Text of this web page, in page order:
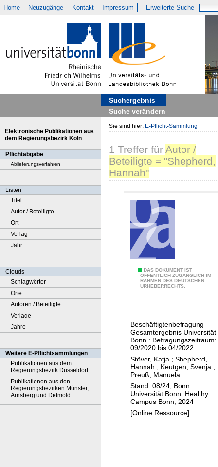
Home Neuzugänge Kontakt Impressum Erweiterte Suche
Suchergebnis
Suche verändern
Elektronische Publikationen aus
dem Regierungsbezirk Köln
Pflichtabgabe
Ablieferungsverfahren
Listen
Titel
Autor / Beteiligte
Ort
Verlag
Jahr
Clouds
Schlagwörter
Orte
Autoren / Beteiligte
Verlage
Jahre
Weitere E-Pflichtsammlungen
Publikationen aus dem
Regierungsbezirk Düsseldorf
Publikationen aus den
Regierungsbezirken Münster,
Arnsberg und Detmold
Sie sind hier: E-Pflicht-Sammlung
1 Treffer für Autor /
Beteiligte = "Shepherd,
Hannah"
DAS DOKUMENT IST
ÖFFENTLICH ZUGÄNGLICH IM
RAHMEN DES DEUTSCHEN
URHEBERRECHTS.
n
i
s
b
e
r
i
c
h
Beschäftigtenbefragung
Gesamtergebnis Universität
Bonn : Befragungszeitraum:
09/2020 bis 04/2022
Stöver, Katja ; Shepherd,
Hannah ; Keutgen, Svenja ;
Preuß, Manuela
Stand: 08/24, Bonn :
Universität Bonn, Healthy
Campus Bonn, 2024
[Online Ressource]